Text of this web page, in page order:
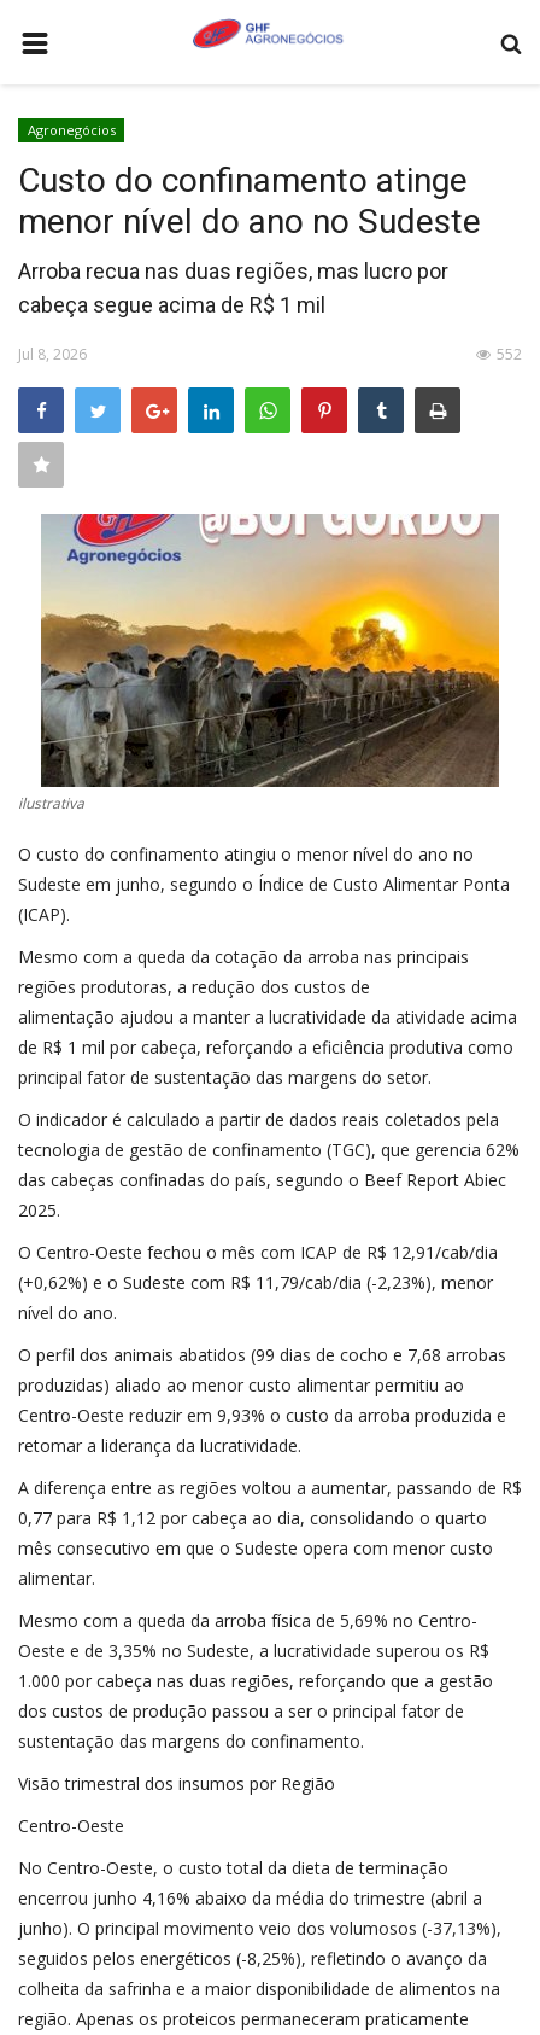
AGRONEGÓCIOS
LEILÕES
FEIRAS E EVENTOS
LOGÍSTICA
COLUNISTA
QUEM SOMOS
CONTATO
CONECTE-SE
REGISTO
Agronegócios
Custo do confinamento atinge
menor nível do ano no Sudeste
Arroba recua nas duas regiões, mas lucro por
cabeça segue acima de R$ 1 mil
Jul 8, 2026 552
ilustrativa
O custo do confinamento atingiu o menor nível do ano no
Sudeste em junho, segundo o Índice de Custo Alimentar Ponta
(ICAP).
Mesmo com a queda da cotação da arroba nas principais
regiões produtoras, a redução dos custos de
alimentação ajudou a manter a lucratividade da atividade acima
de R$ 1 mil por cabeça, reforçando a eficiência produtiva como
principal fator de sustentação das margens do setor.
O indicador é calculado a partir de dados reais coletados pela
tecnologia de gestão de confinamento (TGC), que gerencia 62%
das cabeças confinadas do país, segundo o Beef Report Abiec
2025.
O Centro-Oeste fechou o mês com ICAP de R$ 12,91/cab/dia
(+0,62%) e o Sudeste com R$ 11,79/cab/dia (-2,23%), menor
nível do ano.
O perfil dos animais abatidos (99 dias de cocho e 7,68 arrobas
produzidas) aliado ao menor custo alimentar permitiu ao
Centro-Oeste reduzir em 9,93% o custo da arroba produzida e
retomar a liderança da lucratividade.
A diferença entre as regiões voltou a aumentar, passando de R$
0,77 para R$ 1,12 por cabeça ao dia, consolidando o quarto
mês consecutivo em que o Sudeste opera com menor custo
alimentar.
Mesmo com a queda da arroba física de 5,69% no Centro-
Oeste e de 3,35% no Sudeste, a lucratividade superou os R$
1.000 por cabeça nas duas regiões, reforçando que a gestão
dos custos de produção passou a ser o principal fator de
sustentação das margens do confinamento.
Visão trimestral dos insumos por Região
Centro-Oeste
No Centro-Oeste, o custo total da dieta de terminação
encerrou junho 4,16% abaixo da média do trimestre (abril a
junho). O principal movimento veio dos volumosos (-37,13%),
seguidos pelos energéticos (-8,25%), refletindo o avanço da
colheita da safrinha e a maior disponibilidade de alimentos na
região. Apenas os proteicos permaneceram praticamente